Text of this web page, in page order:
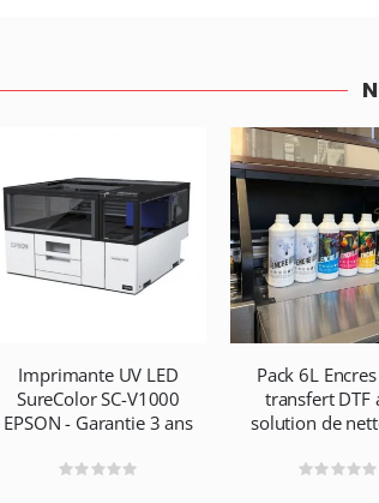
Imprimante UV LED
SureColor SC-V1000
EPSON - Garantie 3 ans
Rating:
Pack 6L
transfert DTF
solution de